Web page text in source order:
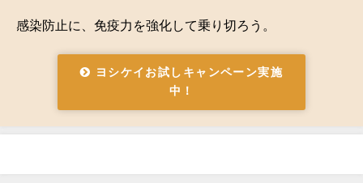
感染防止に、免疫力を強化して乗り切ろう。
ヨシケイお試しキャンペーン実施
中！